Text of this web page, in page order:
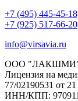
+7 (495) 445-45-18
+7 (925) 517-66-20
info@virsavia.ru
ООО
Лицензия на
77/02190531 от 21
ИНН/КПП: